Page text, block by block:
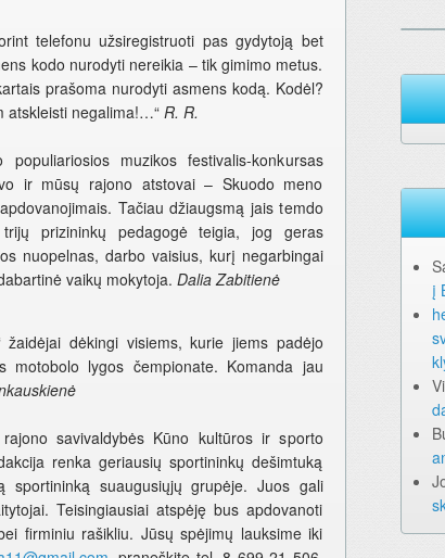
telefonu užsiregistruoti pas gydytoją bet
kodo nurodyti nereikia – tik gimimo metus.
prašoma nurodyti asmens kodą. Kodėl?
atskleisti negalima!…“ R. R.
muzikos festivalis-konkursas
ir mūsų rajono atstovai – Skuodo meno
Tačiau džiaugsmą jais temdo
prizininkų pedagogė teigia, jog geras
nuopelnas, darbo vaisius, kurį negarbingai
vaikų mokytoja. Dalia Zabitienė
žaidėjai dėkingi visiems, kurie jiems padėjo
motobolo lygos čempionate. Komanda jau
savivaldybės Kūno kultūros ir sporto
renka geriausių sportininkų dešimtuką
sportininką suaugusiųjų grupėje. Juos gali
Teisingiausiai atspėję bus apdovanoti
firminiu rašikliu. Jūsų spėjimų lauksime iki
į